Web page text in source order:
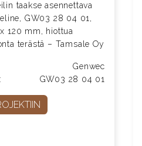
taakse asennettava
GW03 28 04 01,
120 mm, hiottua
terästä – Tamsale Oy
Genwec
GW03 28 04 01